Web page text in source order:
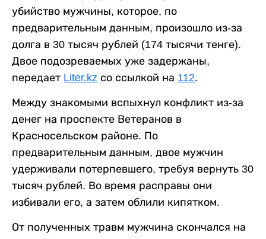
убийство мужчины, которое, по
предварительным данным, произошло из-за
долга в 30 тысяч рублей (174 тысячи тенге).
Двое подозреваемых уже задержаны,
передает Liter.kz со ссылкой на 112.
Между знакомыми вспыхнул конфликт из-за
денег на проспекте Ветеранов в
Красносельском районе. По
предварительным данным, двое мужчин
удерживали потерпевшего, требуя вернуть 30
тысяч рублей. Во время расправы они
избивали его, а затем облили кипятком.
От полученных травм мужчина скончался на